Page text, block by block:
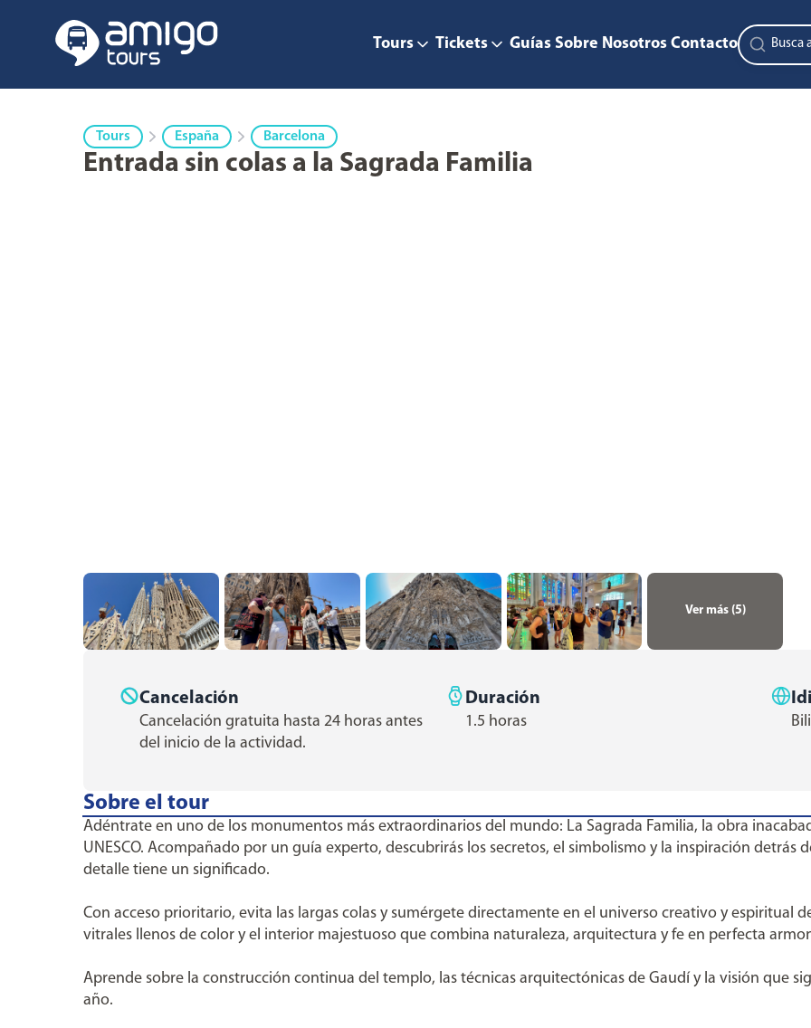
Tours Tickets Guías Sobre Nosotros Contacto
Tours España Barcelona
Entrada sin colas a la Sagrada Familia
Ver más (5)
Cancelación
Cancelación gratuita hasta 24 horas antes
del inicio de la actividad.
Duración
1.5 horas
Sobre el tour
Adéntrate en uno de los monumentos más extraordinarios del mundo: La Sagrada Familia, la obra
UNESCO. Acompañado por un guía experto, descubrirás los secretos, el simbolismo y la inspiración detrás
detalle tiene un significado.
Con acceso prioritario, evita las largas colas y sumérgete directamente en el universo creativo y espiritual
vitrales llenos de color y el interior majestuoso que combina naturaleza, arquitectura y fe en perfecta
Aprende sobre la construcción continua del templo, las técnicas arquitectónicas de Gaudí y la visión que
año.